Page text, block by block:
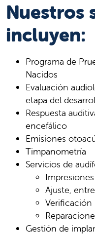
Nuestros
incluyen:
Programa de
Nacidos
Evaluación
etapa del
Respuesta
encefálico
Emisiones
Timpanometría
Servicios de
Ajuste,
Verificación
Gestión de